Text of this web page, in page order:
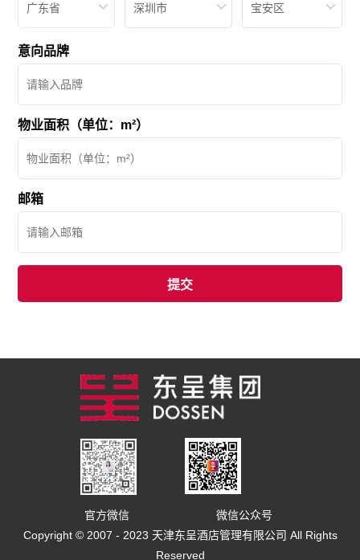
广东省 深圳市 宝安区
意向品牌
物业面积（单位：m²）
邮箱
官方微信
微信公众号
Copyright © 2007 - 2023 天津东呈酒店管理有限公司 All Rights
Reserved